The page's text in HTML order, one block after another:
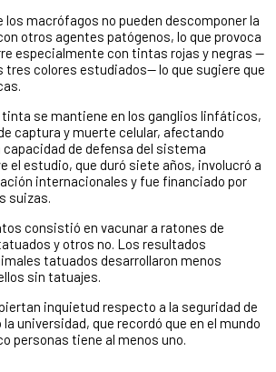
los macrófagos no pueden descomponer la
otros agentes patógenos, lo que provoca
especialmente con tintas rojas y negras —
tres colores estudiados— lo que sugiere que
tinta se mantiene en los ganglios linfáticos,
captura y muerte celular, afectando
de defensa del sistema
el estudio, que duró siete años, involucró a
internacionales y fue financiado por
suizas.
consistió en vacunar a ratones de
y otros no. Los resultados
tatuados desarrollaron menos
sin tatuajes.
inquietud respecto a la seguridad de
universidad, que recordó que en el mundo
personas tiene al menos uno.